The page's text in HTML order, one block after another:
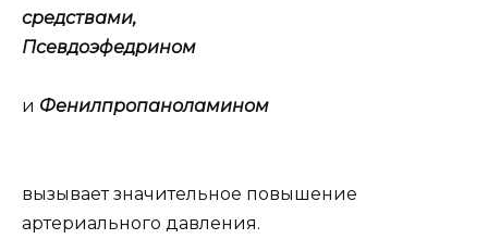
средствами,
Псевдоэфедрином
и Фенилпропаноламином
вызывает значительное повышение
артериального давления.